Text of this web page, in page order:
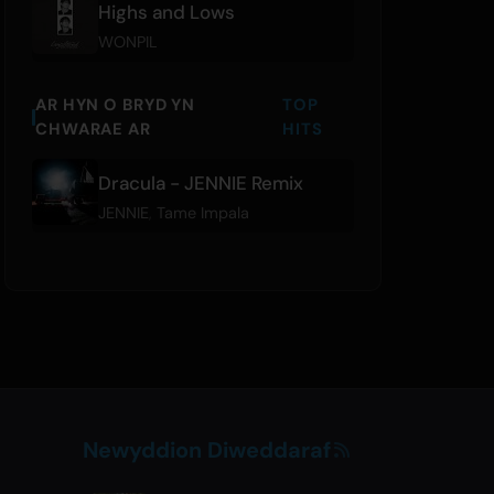
Highs and Lows
WONPIL
AR HYN O BRYD YN
CHWARAE AR
TOP
HITS
Dracula - JENNIE Remix
JENNIE Tame Impala
Newyddion Diweddaraf